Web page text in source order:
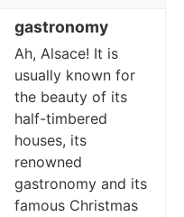
gastronomy
Ah, Alsace! It is
usually known for
the beauty of its
half-timbered
houses, its
renowned
gastronomy and its
famous Christmas